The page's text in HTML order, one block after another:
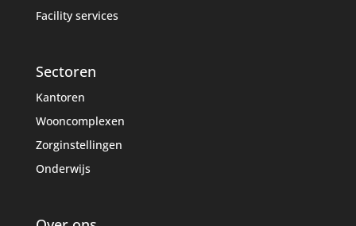
Facility services
Sectoren
Kantoren
Wooncomplexen
Zorginstellingen
Onderwijs